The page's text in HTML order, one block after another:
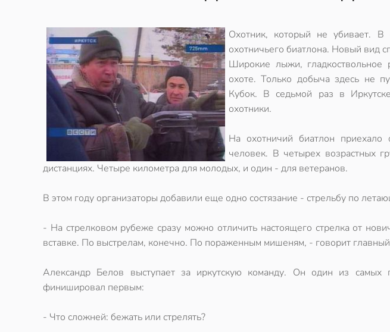
Охотник, который не убивает. В
охотничьего биатлона. Новый вид
Широкие лыжи,
охоте. Только добыча здесь не
Кубок. В седьмой раз в
охотники.
На охотничий биатлон приехало
человек. В четырех возрастных
дистанциях. Четыре километра для молодых, и один - для ветеранов.
В этом году организаторы добавили еще одно состязание - стрельбу по
- На стрелковом рубеже сразу можно отличить настоящего стрелка от
вставке. По выстрелам, конечно. По пораженным мишеням, - говорит
Александр Белов выступает за иркутскую команду. Он один из самых
финишировал первым:
- Что сложней: бежать или стрелять?